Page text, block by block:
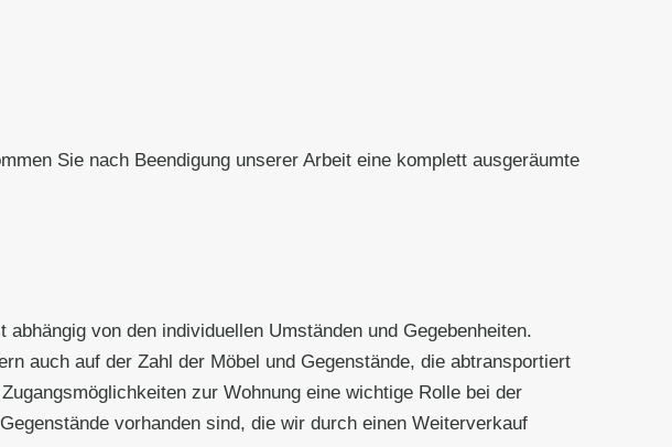
Sie nach Beendigung unserer Arbeit eine komplett ausgeräumte
von den individuellen Umständen und Gegebenheiten.
auch auf der Zahl der Möbel und Gegenstände, die abtransportiert
zur Wohnung eine wichtige Rolle bei der
vorhanden sind, die wir durch einen Weiterverkauf